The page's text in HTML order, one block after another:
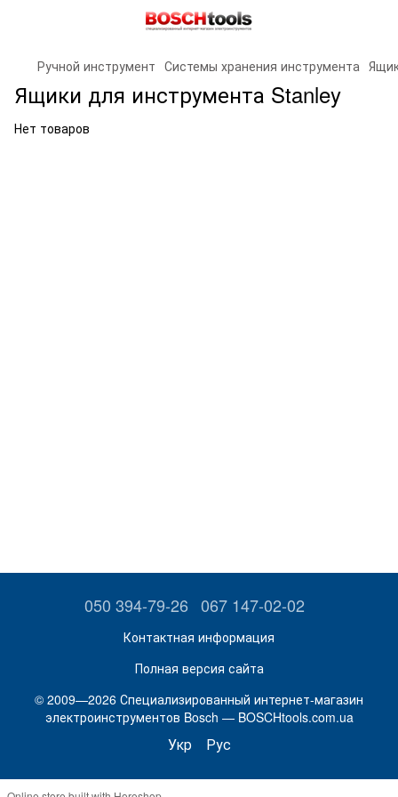
Ручной инструмент Системы хранения инструмента
Ящики для инструмента Stanley
Нет товаров
050 394-79-26 067 147-02-02
Контактная информация
Полная версия сайта
© 2009—2026 Специализированный интернет-магазин
электроинструментов Bosch — BOSCHtools.com.ua
Укр Рус